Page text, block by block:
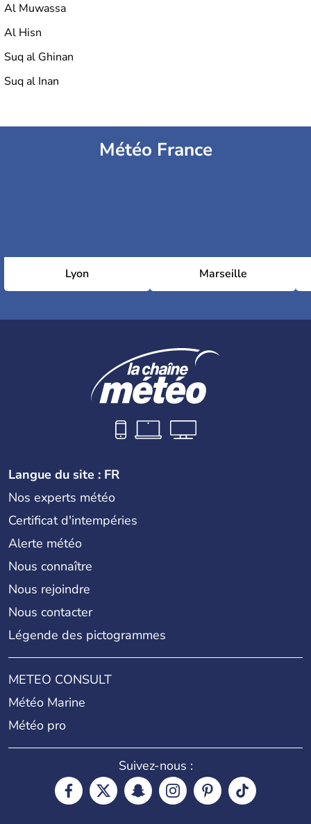
Al Muwassa
Al Hisn
Suq al Ghinan
Suq al Inan
Météo France
Lyon Marseille
Langue du site : FR
Nos experts météo
Certificat d'intempéries
Alerte météo
Nous connaître
Nous rejoindre
Nous contacter
Légende des pictogrammes
METEO CONSULT
Météo Marine
Météo pro
Suivez-nous :